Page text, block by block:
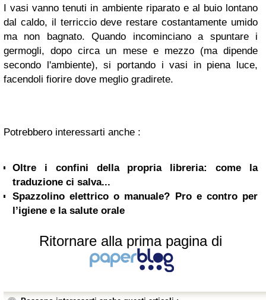
I vasi vanno tenuti in ambiente riparato e al buio lontano
dal caldo, il terriccio deve restare costantamente umido
ma non bagnato. Quando incominciano a spuntare i
germogli, dopo circa un mese e mezzo (ma dipende
secondo l'ambiente), si portando i vasi in piena luce,
facendoli fiorire dove meglio gradirete.
Potrebbero interessarti anche :
Oltre i confini della propria libreria: come la
traduzione ci salva...
Spazzolino elettrico o manuale? Pro e contro per
l’igiene e la salute orale
Ritornare alla prima pagina di